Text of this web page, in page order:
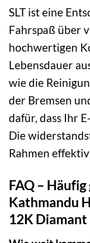
SLT ist eine
Fahrspaß über
hochwertigen
Lebensdauer
wie die
der Bremsen
dafür, dass Ihr
Die
Rahmen
FAQ –
Kathmandu
12K Diamant